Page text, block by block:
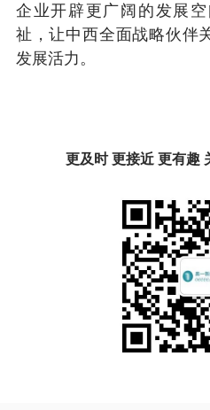
企业开辟更广阔的发展
祉，让中西全面战略伙伴
发展活力。
更及时 更接近 更有趣